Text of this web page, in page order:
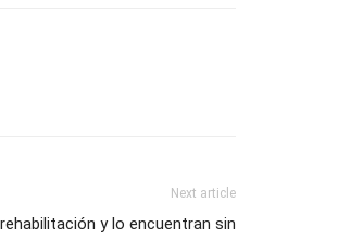
Next article
y lo encuentran sin